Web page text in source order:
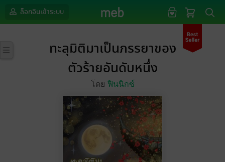
ล็อกอินเข้าระบบ
ทะลุมิติมาเป็นภรรยาของ
ตัวร้ายอันดับหนึ่ง
โดย ฟินนิกซ์